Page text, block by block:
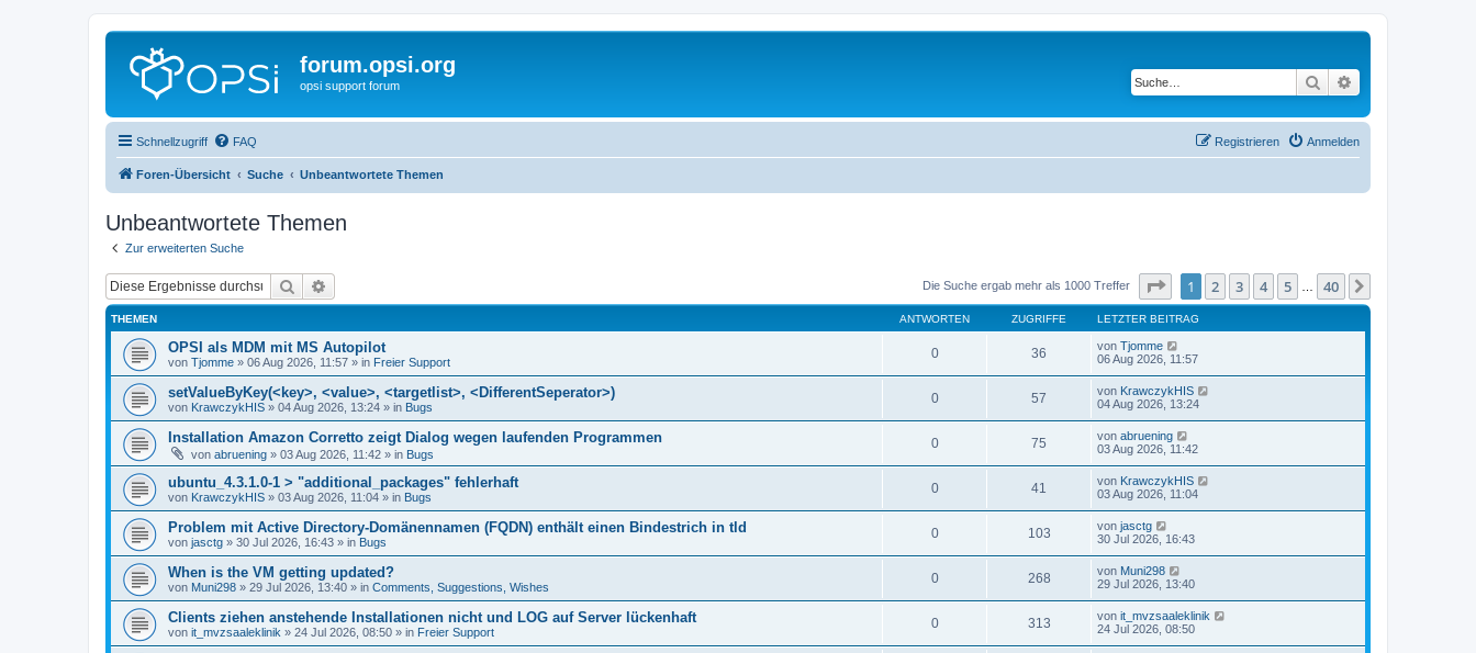
forum.opsi.org
opsi support forum Suche
Schnellzugriff FAQ Anmelden
Registrieren
Foren-Übersicht Suche Unbeantwortete Themen
Unbeantwortete Themen
Zur erweiterten Suche
Suche Die Suche ergab mehr als 1000 Treffer Seite von40
1 2 3 4 5 40
THEMEN ANTWORTEN ZUGRIFFE LETZTER BEITRAG
OPSI als MDM mit MS Autopilot
von Tjomme » 06 Aug 2026, 11:57 » in Freier Support
0 36 von Tjomme
06 Aug 2026, 11:57
setValueByKey(<key>, <value>, <targetlist>, <DifferentSeperator>)
von KrawczykHIS » 04 Aug 2026, 13:24 » in Bugs
0 57 von KrawczykHIS
04 Aug 2026, 13:24
Installation Amazon Corretto zeigt Dialog wegen laufenden Programmen
von abruening » 03 Aug 2026, 11:42 » in Bugs
0 75 von abruening
03 Aug 2026, 11:42
ubuntu_4.3.1.0-1 > "additional_packages" fehlerhaft
von KrawczykHIS » 03 Aug 2026, 11:04 » in Bugs
0 41 von KrawczykHIS
03 Aug 2026, 11:04
Problem mit Active Directory-Domänennamen (FQDN) enthält einen Bindestrich in tld
von jasctg » 30 Jul 2026, 16:43 » in Bugs
0 103 von jasctg
30 Jul 2026, 16:43
When is the VM getting updated?
von Muni298 » 29 Jul 2026, 13:40 » in Comments, Suggestions, Wishes
0 268 von Muni298
29 Jul 2026, 13:40
Clients ziehen anstehende Installationen nicht und LOG auf Server lückenhaft
von it_mvzsaaleklinik » 24 Jul 2026, 08:50 » in Freier Support
0 313 von it_mvzsaaleklinik
24 Jul 2026, 08:50